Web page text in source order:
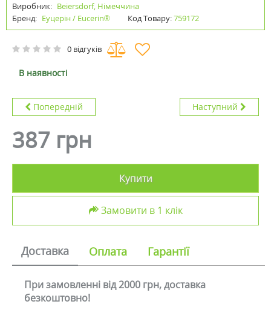
Виробник: Beiersdorf, Німеччина
Бренд: Еуцерін / Eucerin® Код Товару:759172
0 відгуків
В наявності
Попередній Наступний
387 грн
Купити
Замовити в 1 клік
Доставка Оплата Гарантії
При замовленні від 2000 грн, доставка
безкоштовно!